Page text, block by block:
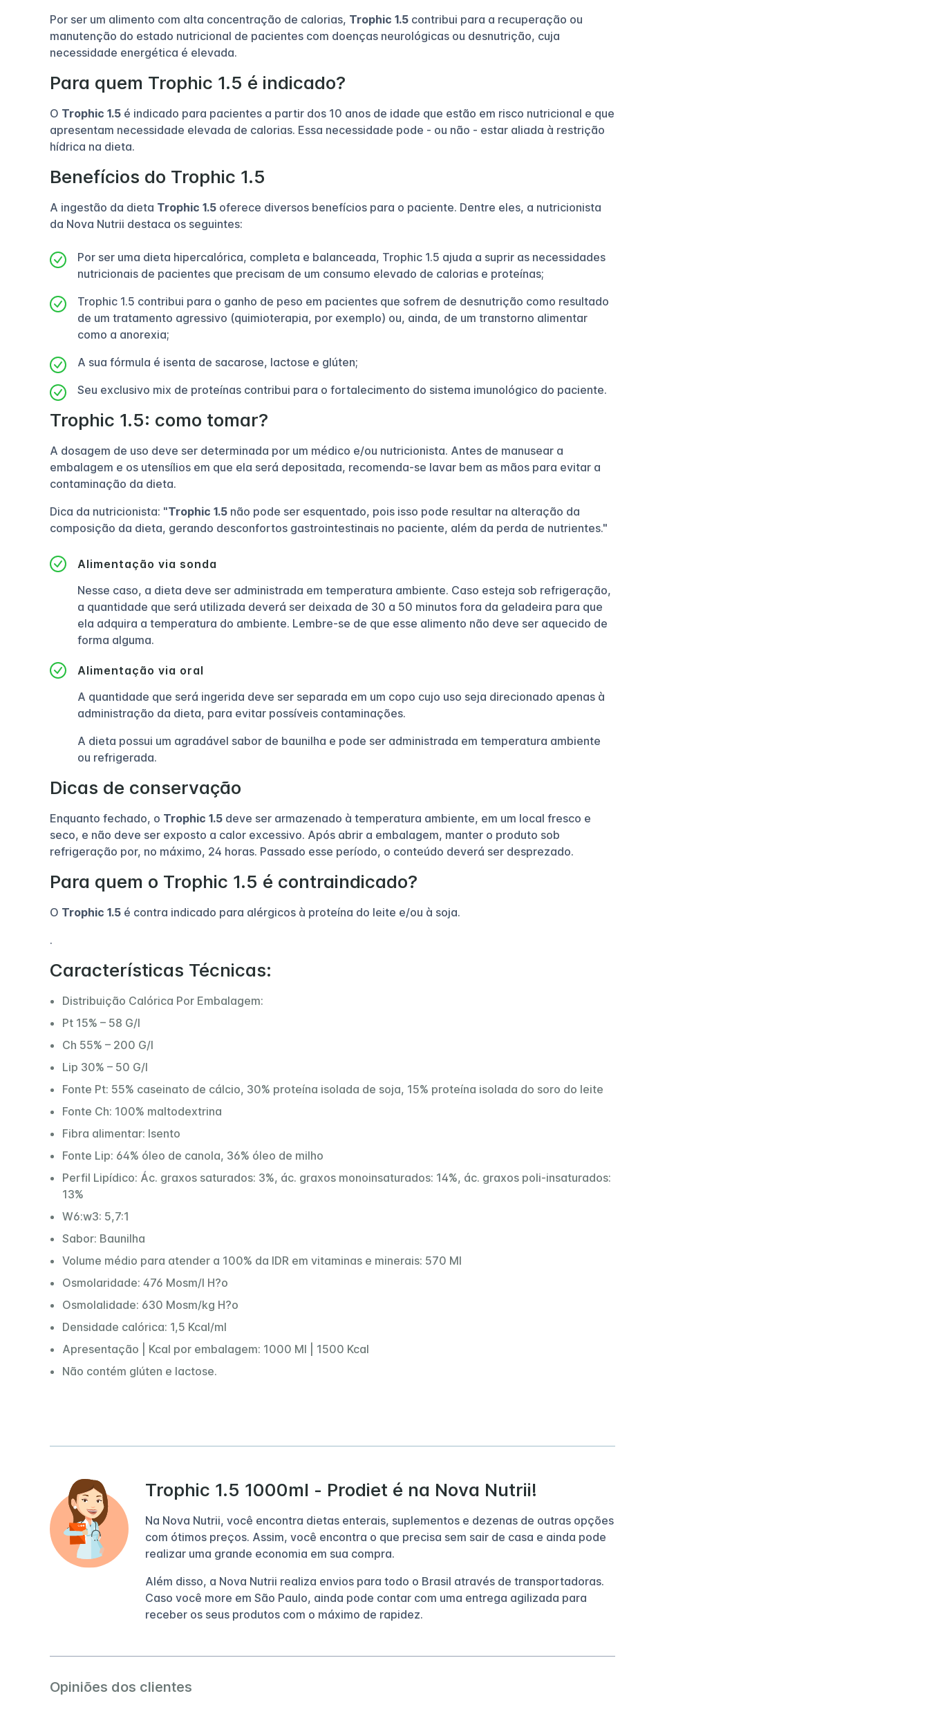
Por ser um alimento com alta concentração de calorias, Trophic 1.5 contribui para a recuperação ou
manutenção do estado nutricional de pacientes com doenças neurológicas ou desnutrição, cuja
necessidade energética é elevada.
Para quem Trophic 1.5 é indicado?
O Trophic 1.5 é indicado para pacientes a partir dos 10 anos de idade que estão em risco nutricional e que
apresentam necessidade elevada de calorias. Essa necessidade pode - ou não - estar aliada à restrição
hídrica na dieta.
Benefícios do Trophic 1.5
A ingestão da dieta Trophic 1.5 oferece diversos benefícios para o paciente. Dentre eles, a nutricionista
da Nova Nutrii destaca os seguintes:
Por ser uma dieta hipercalórica, completa e balanceada, Trophic 1.5 ajuda a suprir as necessidades
nutricionais de pacientes que precisam de um consumo elevado de calorias e proteínas;
Trophic 1.5 contribui para o ganho de peso em pacientes que sofrem de desnutrição como resultado
de um tratamento agressivo (quimioterapia, por exemplo) ou, ainda, de um transtorno alimentar
como a anorexia;
A sua fórmula é isenta de sacarose, lactose e glúten;
Seu exclusivo mix de proteínas contribui para o fortalecimento do sistema imunológico do paciente.
Trophic 1.5: como tomar?
A dosagem de uso deve ser determinada por um médico e/ou nutricionista. Antes de manusear a
embalagem e os utensílios em que ela será depositada, recomenda-se lavar bem as mãos para evitar a
contaminação da dieta.
Dica da nutricionista: "Trophic 1.5 não pode ser esquentado, pois isso pode resultar na alteração da
composição da dieta, gerando desconfortos gastrointestinais no paciente, além da perda de nutrientes."
Alimentação via sonda
Nesse caso, a dieta deve ser administrada em temperatura ambiente. Caso esteja sob refrigeração,
a quantidade que será utilizada deverá ser deixada de 30 a 50 minutos fora da geladeira para que
ela adquira a temperatura do ambiente. Lembre-se de que esse alimento não deve ser aquecido de
forma alguma.
Alimentação via oral
A quantidade que será ingerida deve ser separada em um copo cujo uso seja direcionado apenas à
administração da dieta, para evitar possíveis contaminações.
A dieta possui um agradável sabor de baunilha e pode ser administrada em temperatura ambiente
ou refrigerada.
Dicas de conservação
Enquanto fechado, o Trophic 1.5 deve ser armazenado à temperatura ambiente, em um local fresco e
seco, e não deve ser exposto a calor excessivo. Após abrir a embalagem, manter o produto sob
refrigeração por, no máximo, 24 horas. Passado esse período, o conteúdo deverá ser desprezado.
Para quem o Trophic 1.5 é contraindicado?
O Trophic 1.5 é contra indicado para alérgicos à proteína do leite e/ou à soja.
.
Características Técnicas:
Distribuição Calórica Por Embalagem:
Pt 15% – 58 G/l
Ch 55% – 200 G/l
Lip 30% – 50 G/l
Fonte Pt: 55% caseinato de cálcio, 30% proteína isolada de soja, 15% proteína isolada do soro do leite
Fonte Ch: 100% maltodextrina
Fibra alimentar: Isento
Fonte Lip: 64% óleo de canola, 36% óleo de milho
Perfil Lipídico: Ác. graxos saturados: 3%, ác. graxos monoinsaturados: 14%, ác. graxos poli-insaturados:
13%
W6:w3: 5,7:1
Sabor: Baunilha
Volume médio para atender a 100% da IDR em vitaminas e minerais: 570 Ml
Osmolaridade: 476 Mosm/l H?o
Osmolalidade: 630 Mosm/kg H?o
Densidade calórica: 1,5 Kcal/ml
Apresentação | Kcal por embalagem: 1000 Ml | 1500 Kcal
Não contém glúten e lactose.
Trophic 1.5 1000ml - Prodiet é na Nova Nutrii!
Na Nova Nutrii, você encontra dietas enterais, suplementos e dezenas de outras opções
com ótimos preços. Assim, você encontra o que precisa sem sair de casa e ainda pode
realizar uma grande economia em sua compra.
Além disso, a Nova Nutrii realiza envios para todo o Brasil através de transportadoras.
Caso você more em São Paulo, ainda pode contar com uma entrega agilizada para
receber os seus produtos com o máximo de rapidez.
Opiniões dos clientes